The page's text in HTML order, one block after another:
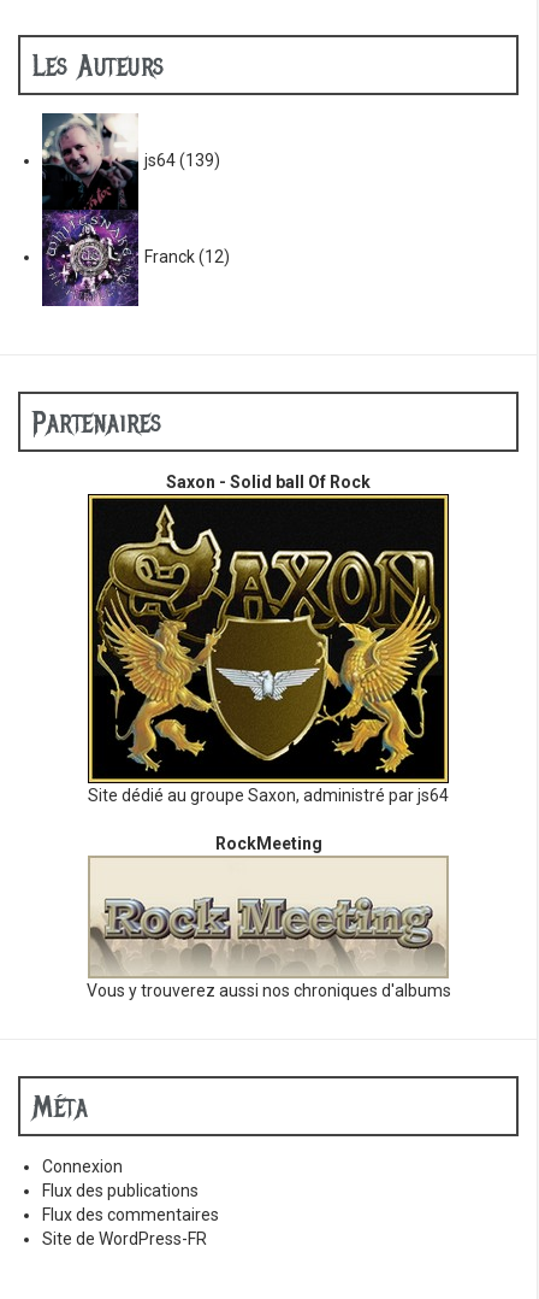
Les Auteurs
js64(139)
Franck(12)
Partenaires
Saxon - Solid ball Of Rock
Site dédié au groupe Saxon, administré par js64
RockMeeting
Vous y trouverez aussi nos chroniques d'albums
Méta
Connexion
Flux des publications
Flux des commentaires
Site de WordPress-FR